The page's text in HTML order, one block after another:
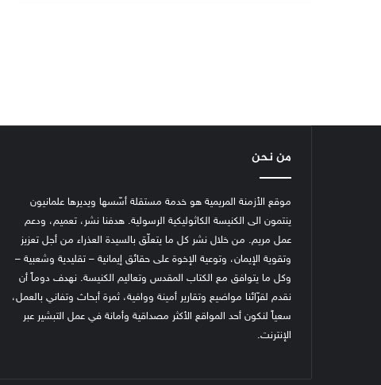
من نحن
موقع الأزمنة المريمية هو خدمة مستقلة أسّسها ويديرها علمانيون
ينتمون الى الكنيسة الكاثوليكية الرسولية. هدفنا نشر، تعميم، ودعم
عمل مريم. من خلال نشر كل ما يتعلّق بالسيدة العذراء من أجل تعزيز
وتقوية الإيمان، وتوعية الإخوة على حقائق إيمانية – تقليدية وشعبية –
وكل ما يتوافق مع الكتاب المقدس وتعاليم الكنيسة. نهدف دوماً أن
نقدم لقرّائنا مواضيع وتقارير أمينة ووافية، ثمرة أبحاث وتفاني بالعمل،
سعياً لنكون أحد المواقع الأكثر مصداقية وأمانة في عمل التبشير عبر
الإنترنت.